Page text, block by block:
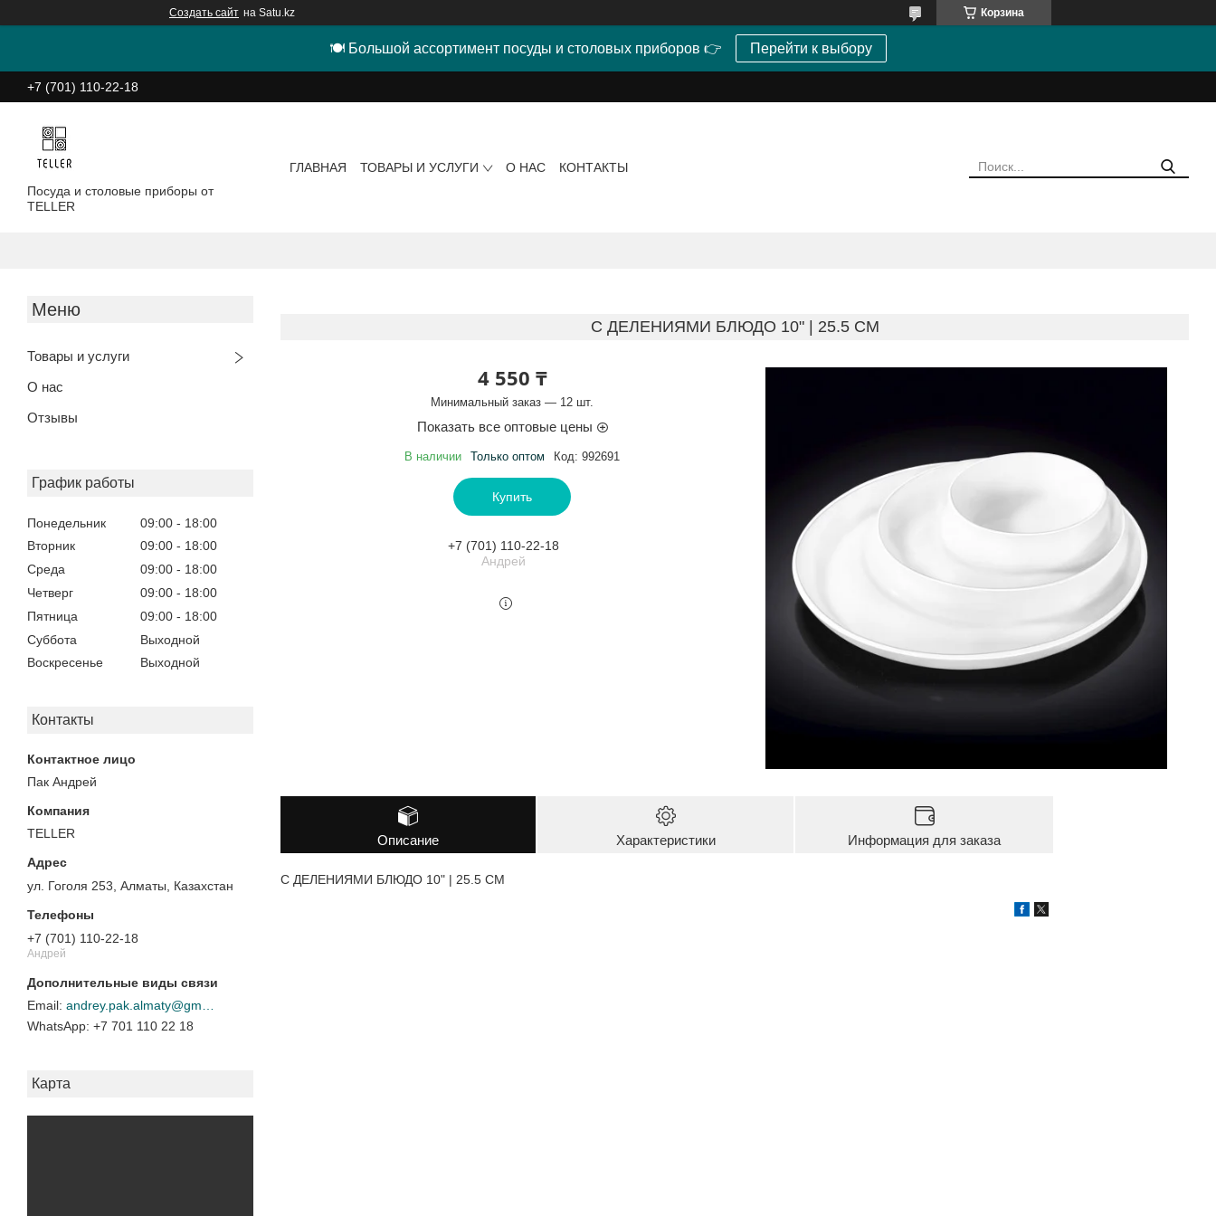
Создать сайт на Satu.kz Корзина
🍽 Большой ассортимент посуды и столовых приборов 👉 Перейти к выбору
+7 (701) 110-22-18
Посуда и столовые приборы от
TELLER
ГЛАВНАЯ ТОВАРЫ И УСЛУГИ О НАС КОНТАКТЫ
Товары и услуги
О нас
Отзывы
График работы
Понедельник 09:00
18:00
Вторник
09:00
18:00
Среда
09:00
18:00
Четверг
09:00
18:00
Пятница
09:00
18:00
Суббота
Выходной
Воскресенье
Выходной
Контакты
Пак Андрей
TELLER
ул. Гоголя 253, Алматы, Казахстан
+7 (701) 110-22-18
Андрей
+7 701 110 22 18
Карта
С ДЕЛЕНИЯМИ БЛЮДО 10" | 25.5 CM
4 550 ₸
Минимальный заказ — 12 шт.
Показать все оптовые цены
В наличии Только оптом Код: 992691
Купить
+7 (701) 110-22-18
Андрей
Описание Характеристики Информация для заказа
С ДЕЛЕНИЯМИ БЛЮДО 10" | 25.5 CM